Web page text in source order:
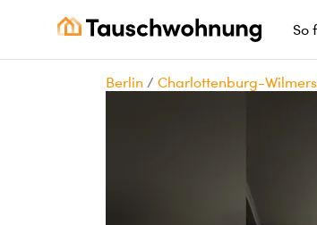
So
Berlin / Charlottenburg-